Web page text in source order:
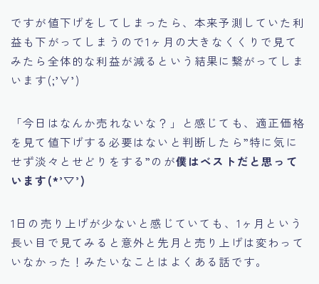
ですが値下げをしてしまったら、本来予測していた利
益も下がってしまうので1ヶ月の大きなくくりで見て
みたら全体的な利益が減るという結果に繋がってしま
います(;’∀’)
「今日はなんか売れないな？」
と感じても、適正価格
を見て値下げする必要はないと判断したら”特に気に
せず淡々とせどりをする”のが僕はベストだと思って
います(*’▽’)
1日の売り上げが少ないと感じていても、1ヶ月という
長い目で見てみると意外と先月と売り上げは変わって
いなかった！みたいなことはよくある話です。